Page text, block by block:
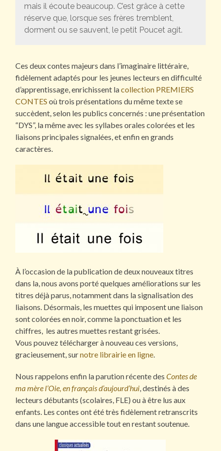
mais il écoute beaucoup. C’est grâce à cette
réserve que, lorsque ses frères tremblent,
dorment ou se sauvent, le petit Poucet agit.
Ces deux contes majeurs dans l’imaginaire littéraire,
fidèlement adaptés pour les jeunes lecteurs en difficulté
d’apprentissage, enrichissent lacollection PREMIERS
CONTES où trois présentations du même texte se
succèdent, selon les publics concernés : une présentation
“DYS”, la même avec les syllabes orales colorées et les
liaisons principales signalées, et enfin en grands
caractères.
À l’occasion de la publication de deux nouveaux titres
dans la, nous avons porté quelques améliorations sur les
titres déjà parus, notamment dans la signalisation des
liaisons. Désormais, les muettes qui imposent une liaison
sont colorées en noir, comme la ponctuation et les
chiffres, les autres muettes restant grisées.
Vous pouvez télécharger à nouveau ces versions,
gracieusement, surnotre librairie en ligne.
Nous rappelons enfin la parution récente desContes de
ma mère l’Oie, en français d’aujourd’hui, destinés à des
lecteurs débutants (scolaires, FLE) ou à être lus aux
enfants. Les contes ont été très fidèlement retranscrits
dans une langue accessible tout en restant soutenue.